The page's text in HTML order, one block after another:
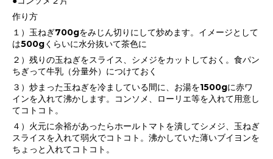
作り方
１）玉ねぎ700gをみじん切りにして炒めます。イメージとして
は500gくらいに水分抜いて茶色に
２）残りの玉ねぎをスライス、シメジをカットしておく。食パン
ちぎって牛乳（分量外）につけておく
３）炒まった玉ねぎを冷ましている間に、お湯を1500gに赤ワ
インを入れて沸かします。コンソメ、ローリエ等を入れて用意し
てコトコト。
４）火元に余裕があったらホールトマトを潰してシメジ、玉ねぎ
スライスを入れて弱火でコトコト。沸かしていた薄いブイヨンを
ちょっと入れてコトコト。